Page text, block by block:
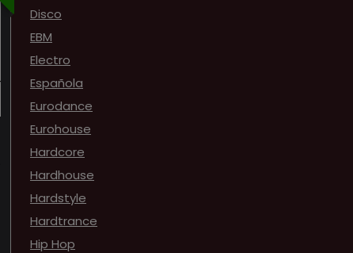
Disco
EBM
Electro
Española
Eurodance
Eurohouse
Hardcore
Hardhouse
Hardstyle
Hardtrance
Hip Hop